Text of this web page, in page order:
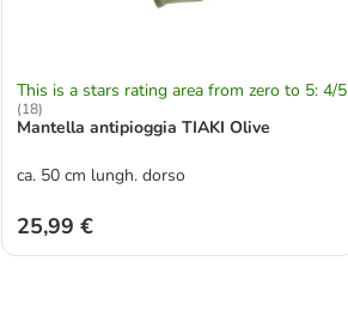
This is a stars rating area from zero to 5: 4/5
(18)
Mantella antipioggia TIAKI Olive
ca. 50 cm lungh. dorso
25,99 €